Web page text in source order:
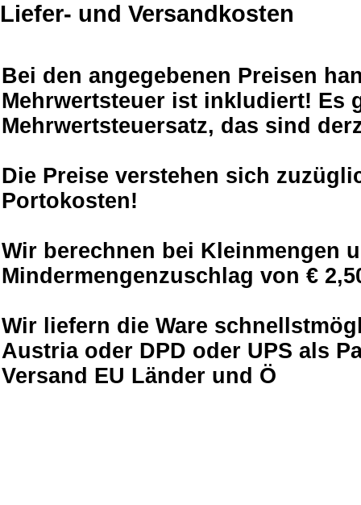
Liefer- und Versandkosten
Bei den angegebenen Preisen
Mehrwertsteuer ist inkludiert! Es
Mehrwertsteuersatz, das sind
Die Preise verstehen sich
Portokosten!
Wir berechnen bei Kleinmengen
Mindermengenzuschlag von €
Wir liefern die Ware
Austria oder DPD oder UPS als
Versand EU Länder und Ö